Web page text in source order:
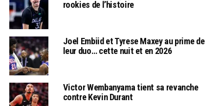
rookies de l’histoire
Joel Embiid et Tyrese Maxey au prime de
leur duo… cette nuit et en 2026
Victor Wembanyama tient sa revanche
contre Kevin Durant